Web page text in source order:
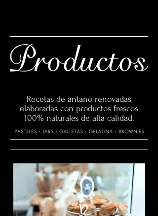
Recetas de antaño renovadas
elaboradas con productos frescos
100% naturales de alta calidad.